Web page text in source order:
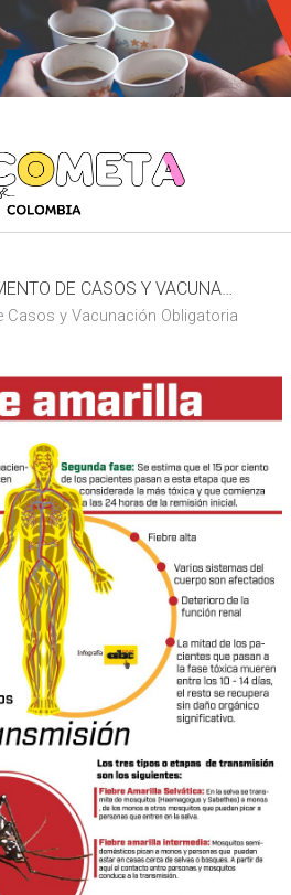
FIEBRE AMARILLA: AUMENTO DE CASOS Y VACUNACIÓN OBLIGATORIA
Casos y Vacunación Obligatoria